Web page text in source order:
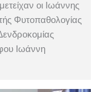
οι Ιωάννης
Φυτοπαθολογίας
Ιωάννη